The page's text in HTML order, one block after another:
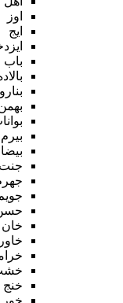
اوز
ایج
باب
بیرم
بیضا
حسن
خان
خنج
خور